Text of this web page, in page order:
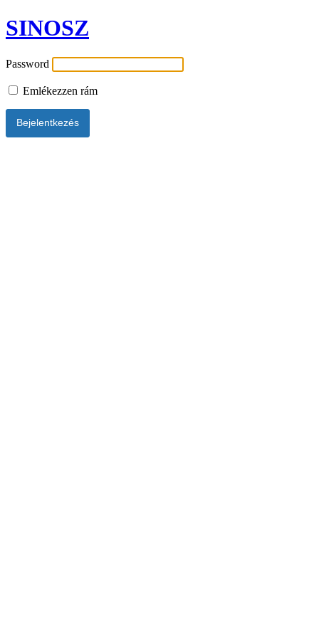
SINOSZ
Password
Emlékezzen rám